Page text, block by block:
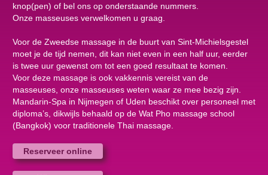
knop(pen) of bel ons op onderstaande nummers.
Onze masseuses verwelkomen u graag.
Voor de Zweedse massage in de buurt van Sint-Michielsgestel
moet je de tijd nemen, dit kan niet even in een half uur, eerder
is twee uur gewenst om tot een goed resultaat te komen.
Voor deze massage is ook vakkennis vereist van de
masseuses, onze masseuses weten waar ze mee bezig zijn.
Mandarin-Spa in Nijmegen of Uden beschikt over personeel met
diploma’s, dikwijls behaald op de Wat Pho massage school
(Bangkok) voor traditionele Thai massage.
Reserveer online